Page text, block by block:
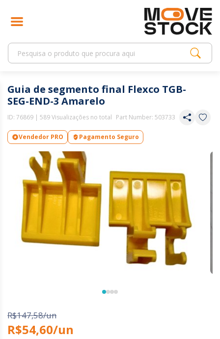
Guia de segmento final Flexco TGB-
SEG-END-3 Amarelo
ID: 76869 | 589 Visualizações no total Part Number: 503733
Vendedor PRO Pagamento Seguro
R$147,58/un
R$54,60/un